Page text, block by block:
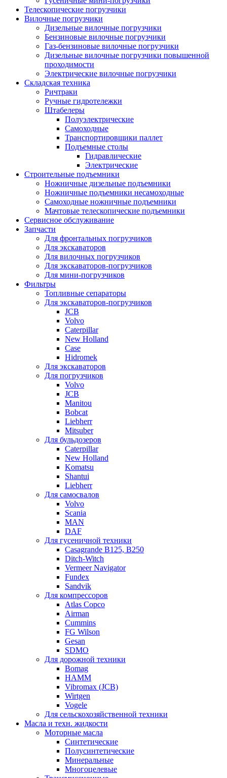
Телескопические погрузчики
Вилочные погрузчики
Дизельные вилочные погрузчики
Бензиновые вилочные погрузчики
Газ-бензиновые вилочные погрузчики
Дизельные вилочные погрузчики повышенной
проходимости
Электрические вилочные погрузчики
Складская техника
Ричтраки
Ручные гидротележки
Штабелеры
Полуэлектрические
Самоходные
Транспортировщики паллет
Подъемные столы
Гидравлические
Электрические
Строительные подъемники
Ножничные дизельные подъемники
Ножничные подъемники несамоходные
Самоходные ножничные подъемники
Мачтовые телескопические подъемники
Сервисное обслуживание
Запчасти
Для фронтальных погрузчиков
Для экскаваторов
Для вилочных погрузчиков
Для экскаваторов-погрузчиков
Для мини-погрузчиков
Фильтры
Топливные сепараторы
Для экскаваторов-погрузчиков
JCB
Volvo
Caterpillar
New Holland
Case
Hidromek
Для экскаваторов
Для погрузчиков
Volvo
JCB
Manitou
Bobcat
Liebherr
Mitsuber
Для бульдозеров
Caterpillar
New Holland
Komatsu
Shantui
Liebherr
Для самосвалов
Volvo
Scania
MAN
DAF
Для гусеничной техники
Casagrande B125, B250
Ditch-Witch
Vermeer Navigator
Fundex
Sandvik
Для компрессоров
Atlas Copco
Airman
Cummins
FG Wilson
Gesan
SDMO
Для дорожной техники
Bomag
HAMM
Vibromax (JCB)
Wirtgen
Vogele
Для сельскохозяйственной техники
Масла и техн. жидкости
Моторные масла
Синтетические
Полусинтетические
Минеральные
Многоцелевые